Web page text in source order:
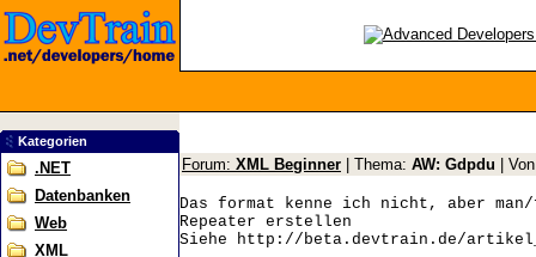
Kategorien
.NET
Datenbanken
Web
XML
Forum: XML Beginner | Thema: AW: Gdpdu |
Das format kenne ich nicht, aber
Repeater erstellen
Siehe http://beta.devtrain.de/